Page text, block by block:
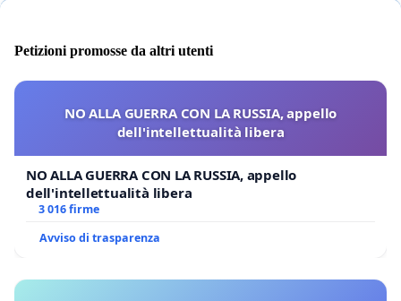
Petizioni promosse da altri utenti
NO ALLA GUERRA CON LA RUSSIA, appello
dell'intellettualità libera
NO ALLA GUERRA CON LA RUSSIA, appello
dell'intellettualità libera
3 016 firme
Avviso di trasparenza